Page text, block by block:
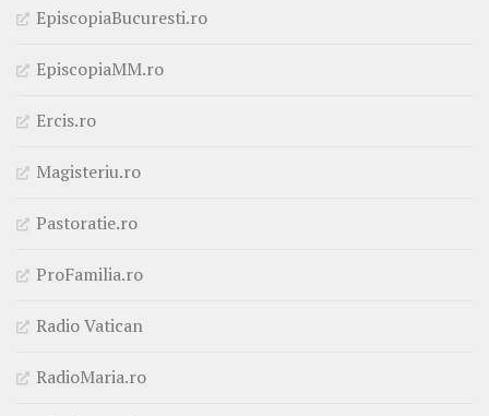
EpiscopiaBucuresti.ro
EpiscopiaMM.ro
Ercis.ro
Magisteriu.ro
Pastoratie.ro
ProFamilia.ro
Radio Vatican
RadioMaria.ro